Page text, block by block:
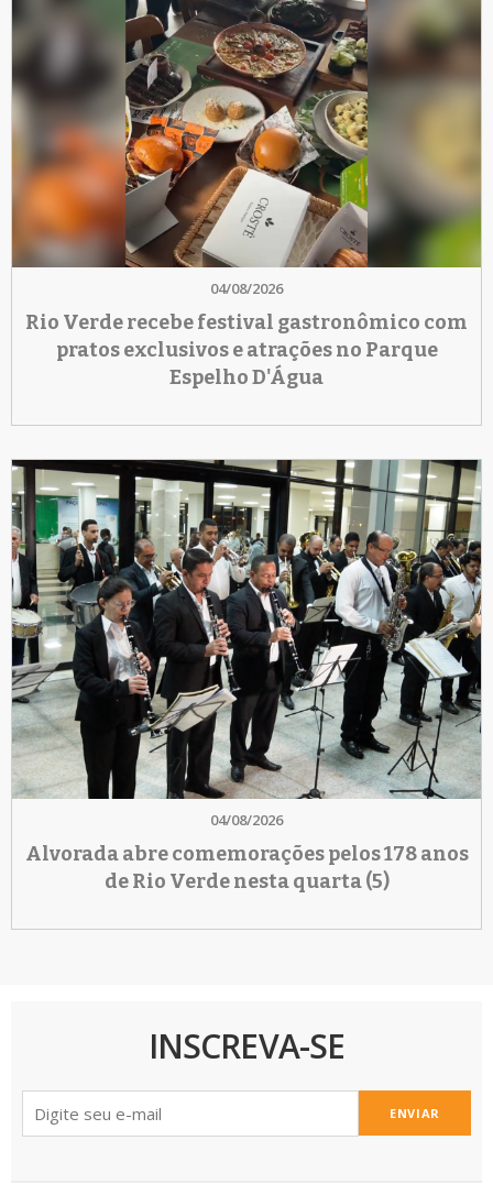
04/08/2026
Rio Verde recebe festival gastronômico com
pratos exclusivos e atrações no Parque
Espelho D'Água
04/08/2026
Alvorada abre comemorações pelos 178 anos
de Rio Verde nesta quarta (5)
INSCREVA-SE
ENVIAR